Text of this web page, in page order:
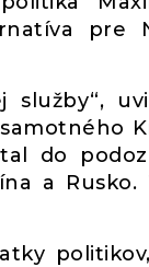
pre
do
a Rusko.